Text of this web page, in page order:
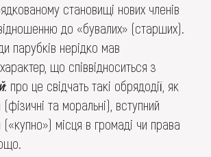
становищі нових членів
до «бувалих» (старших).
парубків нерідко мав
що співвідноситься з
: про це свідчать такі обрядодії, як
та моральні), вступний
місця в громаді чи права